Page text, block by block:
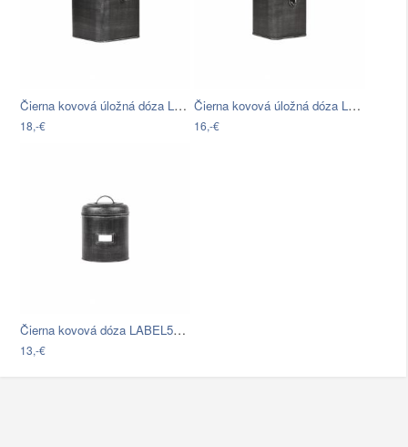
Čierna kovová úložná dóza LABEL51,…
18,-€
Čierna kovová úložná dóza LABEL51,…
16,-€
Čierna kovová dóza LABEL51, ⌀ 10 cm
13,-€